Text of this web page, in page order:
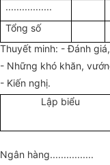
.................
Tổng số
Thuyết minh: - Đánh
- Những khó khăn,
- Kiến nghị.
Lập biểu
Ngân hàng................